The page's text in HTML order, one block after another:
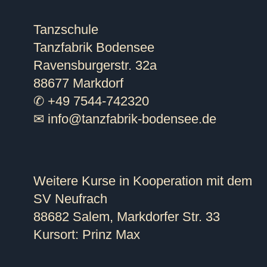
Tanzschule
Tanzfabrik Bodensee
Ravensburgerstr. 32a
88677 Markdorf
✆ +49 7544-742320
✉ info@tanzfabrik-bodensee.de
Weitere Kurse in Kooperation mit dem
SV Neufrach
88682 Salem, Markdorfer Str. 33
Kursort: Prinz Max